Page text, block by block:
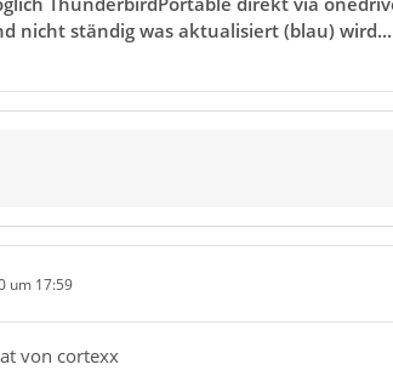
nicht ständig was aktualisiert (blau) wird...
um 17:59
von cortexx